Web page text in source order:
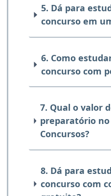
5. Dá para
concurso em
6. Como
concurso com
7. Qual o valor
preparatório no
Concursos?
8. Dá para
concurso com